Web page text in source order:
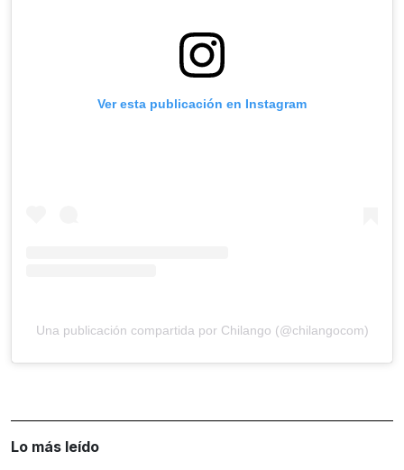
Ver esta publicación en Instagram
Una publicación compartida por Chilango (@chilangocom)
Lo más leído